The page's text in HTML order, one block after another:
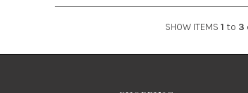
SHOW ITEMS 1 to 3